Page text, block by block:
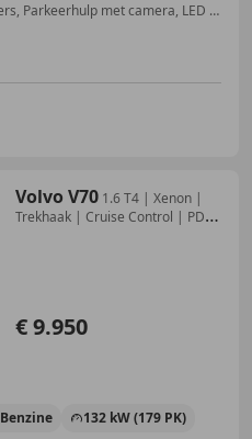
Sportstoelen, Spoiler, Schakelflippers, Parkeerhulp met camera, LED verlichting, Stoelverwarming, Navigatiesysteem, Dodehoekdetectie
Volvo V70 1.6 T4 | Xenon |
Trekhaak | Cruise Control | PDC
€ 9.950
Benzine 132 kW (179 PK)